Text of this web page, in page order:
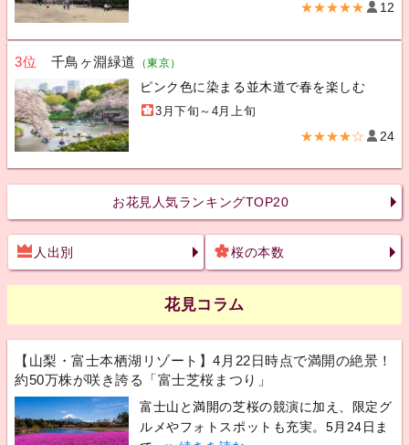
★★★★★ 12
3位 千鳥ヶ淵緑道 （東京）
ピンク色に染まる並木道で春を楽しむ
3月下旬～4月上旬
★★★★☆ 24
お花見人気ランキングTOP20
人出別 桜の本数
花見コラム
【山梨・富士本栖湖リゾート】4月22日時点で満開の絶景！
約50万株が咲き誇る「富士芝桜まつり」
富士山と満開の芝桜の競演に加え、限定グ
ルメやフォトスポットも充実。5月24日ま